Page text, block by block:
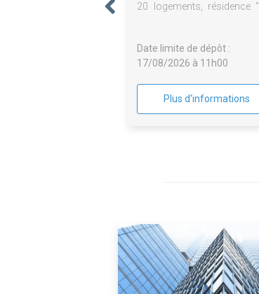
20 logements, résidence
Date limite de dépôt :
17/08/2026 à 11h00
Plus d'informations